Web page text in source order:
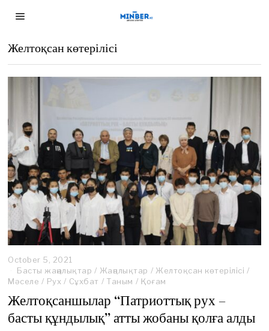
Желтоқсан көтерілісі
October 5, 2021
Басты жаңалықтар / Жаңалықтар / Желтоқсан көтерілісі /
Мәселе / Рух / Сұхбат / Таным / Қоғам
Желтоқсаншылар “Патриоттық рух –
басты құндылық” атты жобаны қолға алды